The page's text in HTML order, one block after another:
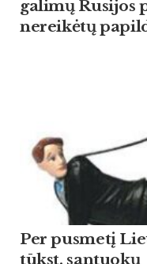
galimų Rusijos
nereikėtų
Per pusmetį
tūkst. santuokų